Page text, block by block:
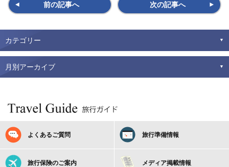
前の記事へ 次の記事へ
カテゴリー
月別アーカイブ
よくあるご質問 旅行準備情報
旅行保険のご案内 メディア掲載情報